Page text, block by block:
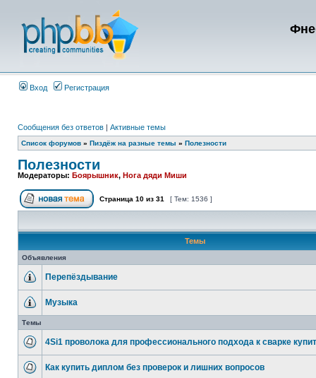
Вход Регистрация
Сообщения без ответов | Активные темы
Список форумов » Пиздёж на разные темы » Полезности
Полезности
Модераторы: Боярышник, Нога дяди Миши
Страница 10 из 31 [ Тем: 1536 ]
Темы
Объявления
Перепёздывание
Музыка
Темы
4Si1 проволока для профессионального подхода к сварке
Как купить диплом без проверок и лишних вопросов